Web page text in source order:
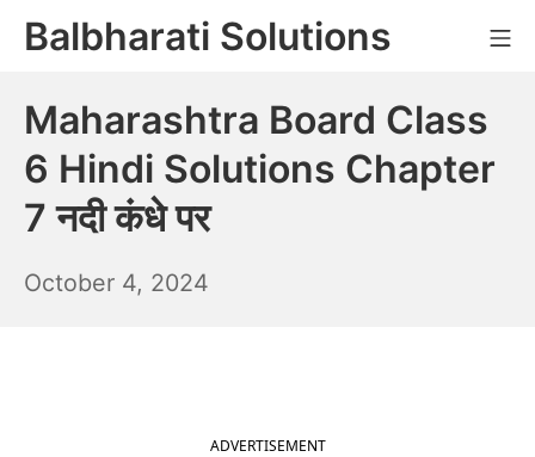
SkipBalbharati Solutions
Maharashtra Board Class
6 Hindi Solutions Chapter
7 नदी कंधे पर
October 4, 2024
ADVERTISEMENT